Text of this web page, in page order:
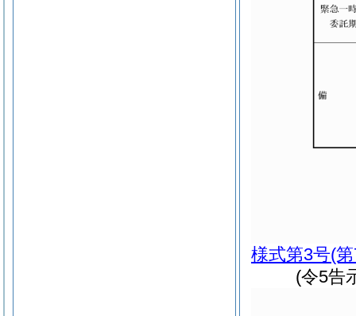
様式第3号(
(令5告